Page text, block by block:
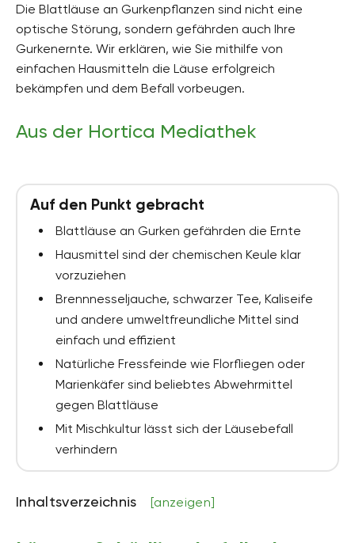
Die Blattläuse an Gurkenpflanzen sind nicht eine
optische Störung, sondern gefährden auch Ihre
Gurkenernte. Wir erklären, wie Sie mithilfe von
einfachen Hausmitteln die Läuse erfolgreich
bekämpfen und dem Befall vorbeugen.
Aus der Hortica Mediathek
Auf den Punkt gebracht
Blattläuse an Gurken gefährden die Ernte
Hausmittel sind der chemischen Keule klar
vorzuziehen
Brennnesseljauche, schwarzer Tee, Kaliseife
und andere umweltfreundliche Mittel sind
einfach und effizient
Natürliche Fressfeinde wie Florfliegen oder
Marienkäfer sind beliebtes Abwehrmittel
gegen Blattläuse
Mit Mischkultur lässt sich der Läusebefall
verhindern
Inhaltsverzeichnis [anzeigen]